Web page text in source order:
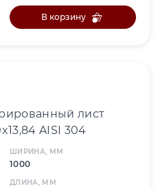
В корзину
лист
AISI 304
ШИРИНА, ММ
1000
ДЛИНА, ММ